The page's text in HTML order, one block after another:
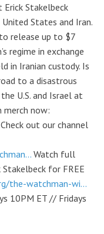
Erick Stakelbeck
States and Iran.
release up to $7
regime in exchange
in Iranian custody. Is
to a disastrous
U.S. and Israel at
merch now:
Check out our channel
Watch full
for FREE
the-watchman-wi...
10PM ET // Fridays